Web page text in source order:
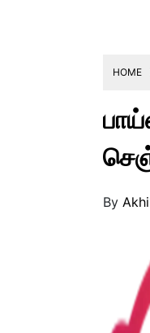
HOME
By